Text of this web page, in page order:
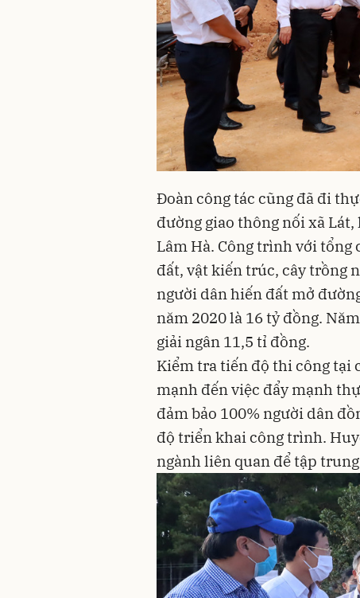
Đoàn công tác cũng đã đi
đường giao thông nối xã Lát,
Lâm Hà. Công trình với tổng
đất, vật kiến trúc, cây trồng
người dân hiến đất mở
năm 2020 là 16 tỷ đồng.
giải ngân 11,5 tỉ đồng.
Kiểm tra tiến độ thi công tại
mạnh đến việc đẩy mạnh
đảm bảo 100% người dân
độ triển khai công trình.
ngành liên quan để tập